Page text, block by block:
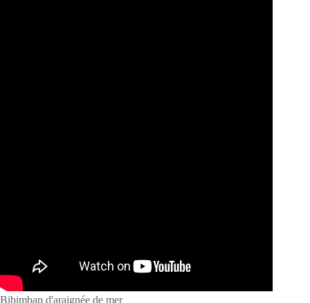
Bibimbap d'araignée de mer